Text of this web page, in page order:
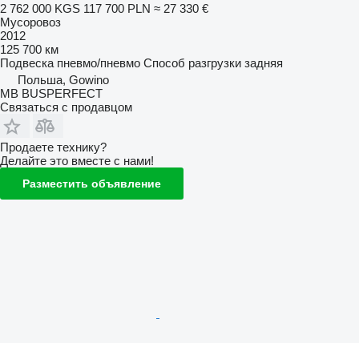
2 762 000 KGS 117 700 PLN ≈ 27 330 €
Мусоровоз
2012
125 700 км
Подвеска пневмо/пневмо Способ разгрузки задняя
Польша, Gowino
MB BUSPERFECT
Связаться с продавцом
Продаете технику?
Делайте это вместе с нами!
Разместить объявление